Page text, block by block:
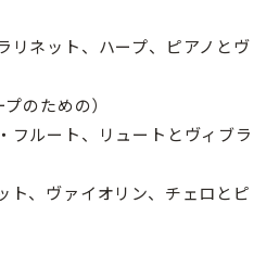
リネット、ハープ、ピアノとヴ
のための）
フルート、リュートとヴィブラ
、ヴァイオリン、チェロとピ